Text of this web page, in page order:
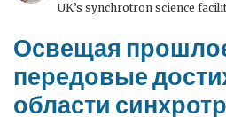
UK’s synchrotron science
Освещая
передовые
области